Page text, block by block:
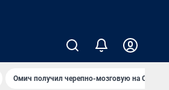
Омич получил черепно-мозговую на ОНПЗ